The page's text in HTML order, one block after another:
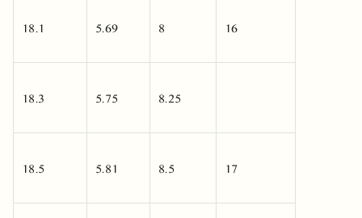
18.1 5.69 8 16
18.3 5.75 8.25
18.5 5.81 8.5 17